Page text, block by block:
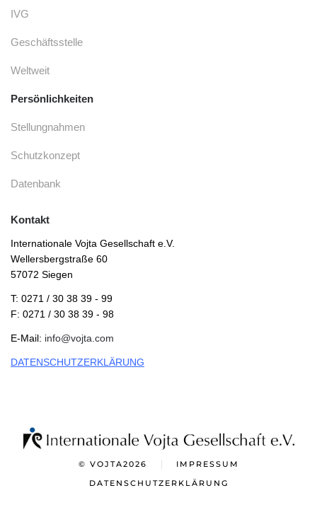
IVG
Geschäftsstelle
Weltweit
Persönlichkeiten
Stellungnahmen
Schutzkonzept
Datenbank
Kontakt
Internationale Vojta Gesellschaft e.V.
Wellersbergstraße 60
57072 Siegen
T: 0271 / 30 38 39 - 99
F: 0271 / 30 38 39 - 98
E-Mail: info@vojta.com
DATENSCHUTZERKLÄRUNG
© VOJTA2026
IMPRESSUM
DATENSCHUTZERKLÄRUNG